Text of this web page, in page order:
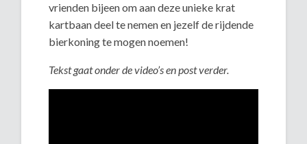
vrienden bijeen om aan deze unieke krat
kartbaan deel te nemen en jezelf de rijdende
bierkoning te mogen noemen!
Tekst gaat onder de video’s en post verder.